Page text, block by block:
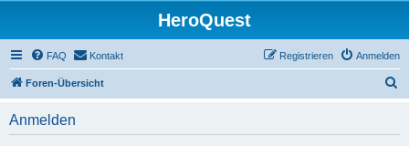
HeroQuest
FAQ Kontakt Anmelden
Registrieren
Foren-Übersicht
Anmelden